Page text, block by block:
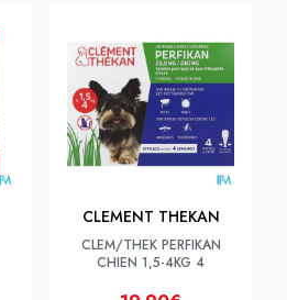
CLEMENT THEKAN
CLEM/THEK PERFIKAN
CHIEN 1,5-4KG 4